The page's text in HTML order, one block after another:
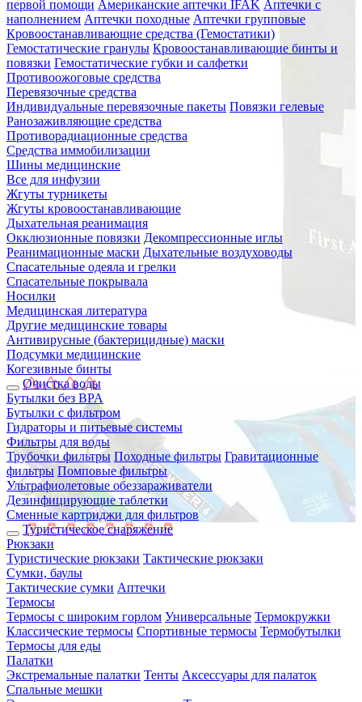
первой помощи Американские аптечки IFAK Аптечки с
наполнением Аптечки походные Аптечки групповые
Кровоостанавливающие средства (Гемостатики)
Гемостатические гранулы Кровоостанавливающие бинты и
повязки Гемостатические губки и салфетки
Противоожоговые средства
Перевязочные средства
Индивидуальные перевязочные пакеты Повязки гелевые
Ранозаживляющие средства
Противорадиационные средства
Средства иммобилизации
Шины медицинские
Все для инфузии
Жгуты турникеты
Жгуты кровоостанавливающие
Дыхательная реанимация
Окклюзионные повязки Декомпрессионные иглы
Реанимационные маски Дыхательные воздуховоды
Спасательные одеяла и грелки
Спасательные покрывала
Носилки
Медицинская литература
Другие медицинские товары
Антивирусные (бактерицидные) маски
Подсумки медицинские
Когезивные бинты
Очистка воды
Бутылки без BPA
Бутылки с фильтром
Гидраторы и питьевые системы
Фильтры для воды
Трубочки фильтры Походные фильтры Гравитационные
фильтры Помповые фильтры
Ультрафиолетовые обеззараживатели
Дезинфицирующие таблетки
Сменные картриджи для фильтров
Туристическое снаряжение
Рюкзаки
Туристические рюкзаки Тактические рюкзаки
Сумки, баулы
Тактические сумки Аптечки
Термосы
Термосы с широким горлом Универсальные Термокружки
Классические термосы Спортивные термосы Термобутылки
Термосы для еды
Палатки
Экстремальные палатки Тенты Аксессуары для палаток
Спальные мешки